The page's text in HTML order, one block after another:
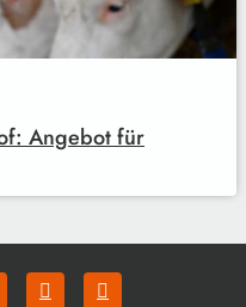
Angebot für